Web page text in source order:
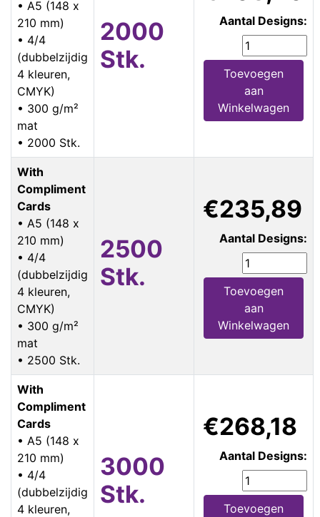
• A5 (148 x
210 mm)
• 4/4
(dubbelzijdig
4 kleuren,
CMYK)
• 300 g/m²
mat
• 2000 Stk.
2000
Stk.
Aantal Designs:
Toevoegen
aan
Winkelwagen
With
Compliment
Cards
• A5 (148 x
210 mm)
• 4/4
(dubbelzijdig
4 kleuren,
CMYK)
• 300 g/m²
mat
• 2500 Stk.
2500
Stk.
€235,89
Aantal Designs:
Toevoegen
aan
Winkelwagen
With
Compliment
Cards
• A5 (148 x
210 mm)
• 4/4
(dubbelzijdig
4 kleuren,
3000
Stk.
€268,18
Aantal Designs:
Toevoegen